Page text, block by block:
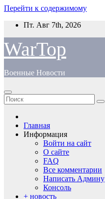
Перейти к содержимому
Пт. Авг 7th, 2026
WarTop
Военные Новости
Главная
Информация
Войти на сайт
О сайте
FAQ
Все комментарии
Написать Админу
Консоль
+ новость